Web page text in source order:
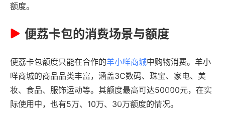
额度。
便荔卡包的消费场景与额度
便荔卡包额度只能在合作的羊小咩商城中购物消费。羊小
咩商城的商品品类丰富，涵盖3C数码、珠宝、家电、美
妆、食品、服饰运动等。其额度最高可达50000元，在实
际使用中，也有5万、10万、30万额度的情况。